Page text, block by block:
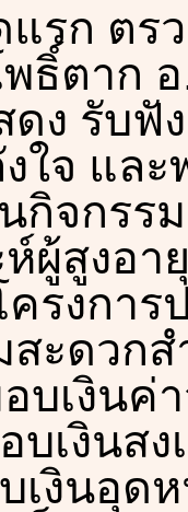
แรก ต
ธิ์ตาก
ง รับฟั
ใจ แล
กิจกรร
ห์ผู้สูงอ
รงกา
ะดวก
บเงินค่
บเงินส
เงินอุด